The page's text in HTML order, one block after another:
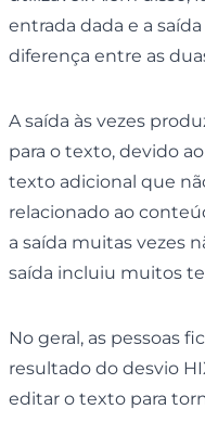
entrada dada e a
diferença entre as
A saída às vezes
para o texto, devido
texto adicional que
relacionado ao
a saída muitas vezes
saída incluiu muitos
No geral, as pessoas
resultado do desvio
editar o texto para